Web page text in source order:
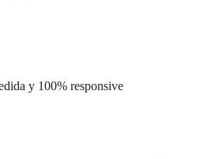
y 100% responsive